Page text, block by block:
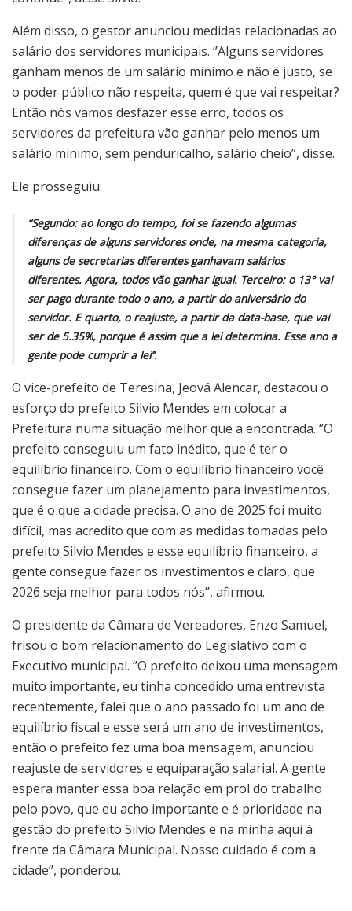
Além disso, o gestor anunciou medidas relacionadas ao
salário dos servidores municipais. ‘’Alguns servidores
ganham menos de um salário mínimo e não é justo, se
o poder público não respeita, quem é que vai respeitar?
Então nós vamos desfazer esse erro, todos os
servidores da prefeitura vão ganhar pelo menos um
salário mínimo, sem penduricalho, salário cheio”, disse.
Ele prosseguiu:
“Segundo: ao longo do tempo, foi se fazendo algumas
diferenças de alguns servidores onde, na mesma categoria,
alguns de secretarias diferentes ganhavam salários
diferentes. Agora, todos vão ganhar igual. Terceiro: o 13° vai
ser pago durante todo o ano, a partir do aniversário do
servidor. E quarto, o reajuste, a partir da data-base, que vai
ser de 5.35%, porque é assim que a lei determina. Esse ano a
gente pode cumprir a lei’’.
O vice-prefeito de Teresina, Jeová Alencar, destacou o
esforço do prefeito Silvio Mendes em colocar a
Prefeitura numa situação melhor que a encontrada. ‘’O
prefeito conseguiu um fato inédito, que é ter o
equilíbrio financeiro. Com o equilíbrio financeiro você
consegue fazer um planejamento para investimentos,
que é o que a cidade precisa. O ano de 2025 foi muito
difícil, mas acredito que com as medidas tomadas pelo
prefeito Silvio Mendes e esse equilíbrio financeiro, a
gente consegue fazer os investimentos e claro, que
2026 seja melhor para todos nós’’, afirmou.
O presidente da Câmara de Vereadores, Enzo Samuel,
frisou o bom relacionamento do Legislativo com o
Executivo municipal. ‘’O prefeito deixou uma mensagem
muito importante, eu tinha concedido uma entrevista
recentemente, falei que o ano passado foi um ano de
equilíbrio fiscal e esse será um ano de investimentos,
então o prefeito fez uma boa mensagem, anunciou
reajuste de servidores e equiparação salarial. A gente
espera manter essa boa relação em prol do trabalho
pelo povo, que eu acho importante e é prioridade na
gestão do prefeito Silvio Mendes e na minha aqui à
frente da Câmara Municipal. Nosso cuidado é com a
cidade’’, ponderou.